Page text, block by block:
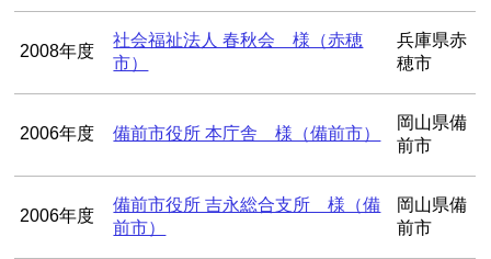
2008年度
社会福祉法人 春秋会 様（赤穂
市）
兵庫県赤
穂市
2006年度 備前市役所 本庁舎 様（備前市）
岡山県備
前市
2006年度
備前市役所 吉永総合支所 様（備
前市）
岡山県備
前市